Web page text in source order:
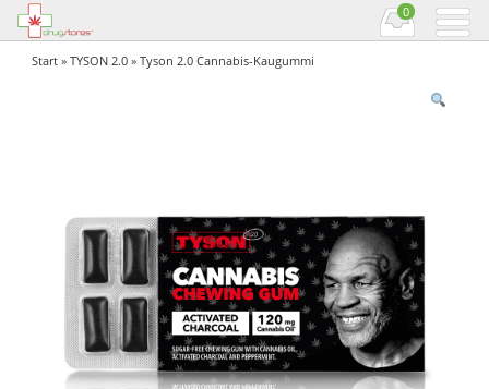
0
Start »TYSON 2.0 » Tyson 2.0 Cannabis-Kaugummi